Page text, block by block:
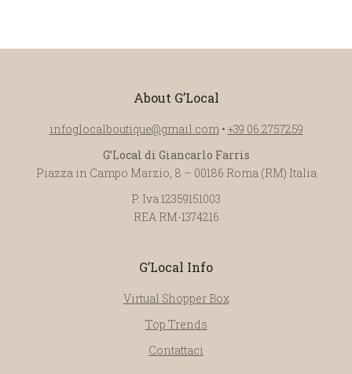
About G’Local
infoglocalboutique@gmail.com• +39 06.2757259
G’Local di Giancarlo Farris
Piazza in Campo Marzio, 8 – 00186 Roma (RM) Italia
P. Iva 12359151003
REA RM-1374216
G’Local Info
Virtual Shopper Box
Top Trends
Contattaci